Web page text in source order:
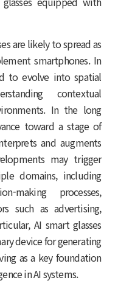
are likely to spread as
smartphones. In
to evolve into spatial
contextual
In the long
toward a stage of
and augments
may trigger
domains, including
making processes,
such as advertising,
AI smart glasses
device for generating
as a key foundation
in AI systems.